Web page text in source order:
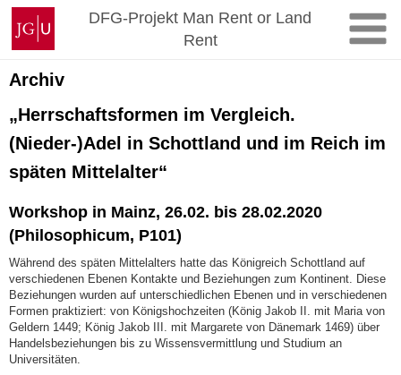
Zum
Inhalt
springen
Johannes
Gutenberg-
Universität
Mainz
DFG-Projekt Man Rent or Land
Rent
Archiv
„Herrschaftsformen im Vergleich.
(Nieder-)Adel in Schottland und im Reich im
späten Mittelalter“
Workshop in Mainz, 26.02. bis 28.02.2020
(Philosophicum, P101)
Während des späten Mittelalters hatte das Königreich Schottland auf
verschiedenen Ebenen Kontakte und Beziehungen zum Kontinent. Diese
Beziehungen wurden auf unterschiedlichen Ebenen und in verschiedenen
Formen praktiziert: von Königshochzeiten (König Jakob II. mit Maria von
Geldern 1449; König Jakob III. mit Margarete von Dänemark 1469) über
Handelsbeziehungen bis zu Wissensvermittlung und Studium an
Universitäten.